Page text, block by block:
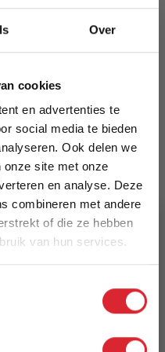
Over
cookies
en advertenties te
social media te bieden
Ook delen we
onze site met onze
en analyse. Deze
combineren met andere
of die ze hebben
van hun services.
en robuust.
Inclusief
ca. 10 minuten.